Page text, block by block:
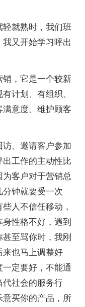
就熟时，我们班
又开始学习呼出
，它是一个较新
计划、有组织、
意度、维护顾客
、邀请客户参加
工作的主动性比
客户对于营销总
钟就要受一次
人不信任移动，
性格不好，遇到
至骂你时，我刚
来也马上调整好
定要好，不能通
代社会的服务行
意买你的产品，所